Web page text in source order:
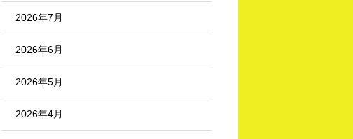
2026年7月
2026年6月
2026年5月
2026年4月